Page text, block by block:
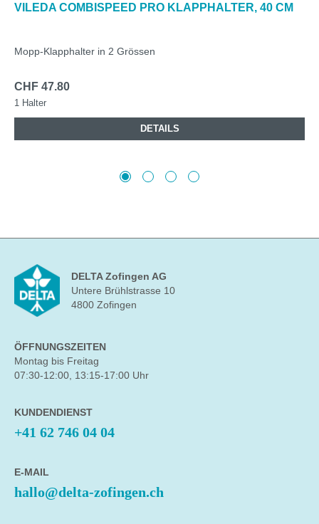
VILEDA COMBISPEED PRO KLAPPHALTER, 40 CM
Mopp-Klapphalter in 2 Grössen
CHF 47.80
1 Halter
DETAILS
DELTA Zofingen AG
Untere Brühlstrasse 10
4800 Zofingen
ÖFFNUNGSZEITEN
Montag bis Freitag
07:30-12:00, 13:15-17:00 Uhr
KUNDENDIENST
+41 62 746 04 04
E-MAIL
hallo@delta-zofingen.ch